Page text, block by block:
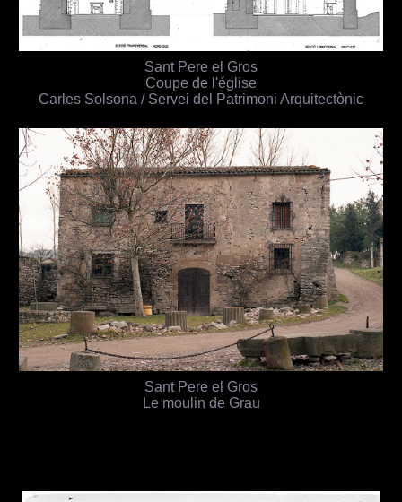
Sant Pere el Gros
Coupe de l'église
Carles Solsona / Servei del Patrimoni Arquitectònic
Sant Pere el Gros
Le moulin de Grau